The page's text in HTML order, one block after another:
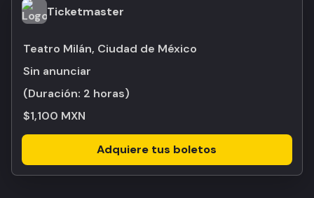
Ticketmaster
Teatro Milán, Ciudad de México
Sin anunciar
(Duración: 2 horas)
$1,100 MXN
Adquiere tus boletos